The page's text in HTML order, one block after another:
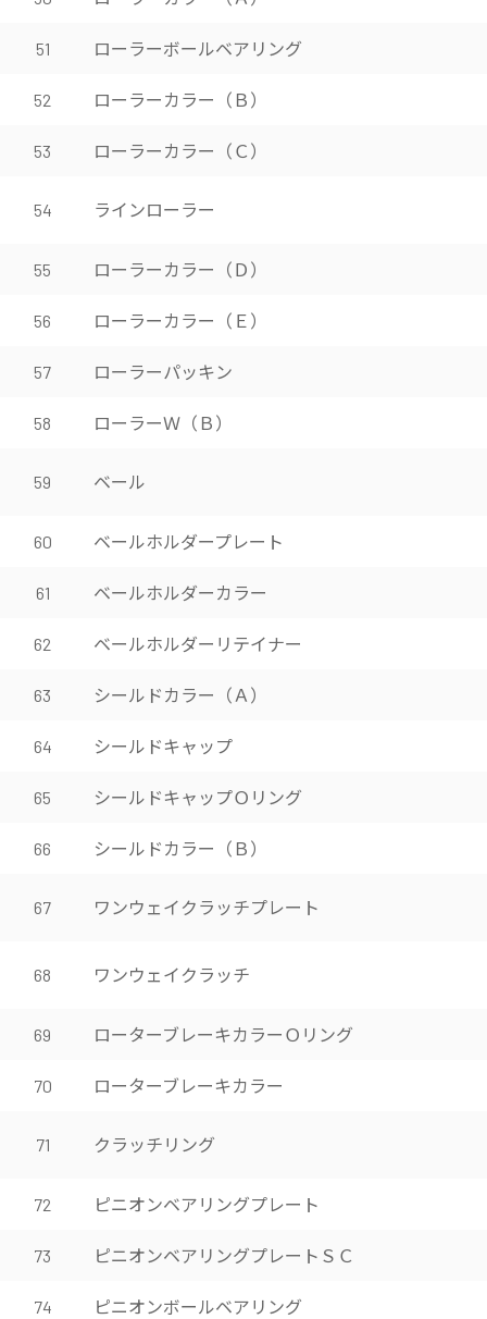
51 ローラーボールベアリング
52 ローラーカラー（Ｂ）
53 ローラーカラー（Ｃ）
54 ラインローラー
55 ローラーカラー（Ｄ）
56 ローラーカラー（Ｅ）
57 ローラーパッキン
58 ローラーＷ（Ｂ）
59 ベール
60 ベールホルダープレート
61 ベールホルダーカラー
62 ベールホルダーリテイナー
63 シールドカラー（Ａ）
64 シールドキャップ
65 シールドキャップＯリング
66 シールドカラー（Ｂ）
67 ワンウェイクラッチプレート
68 ワンウェイクラッチ
69 ローターブレーキカラーＯリング
70 ローターブレーキカラー
71 クラッチリング
72 ピニオンベアリングプレート
73 ピニオンベアリングプレートＳＣ
74 ピニオンボールベアリング